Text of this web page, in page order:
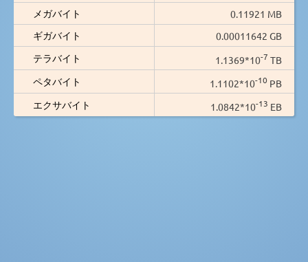
メガバイト
0.11921 MB
ギガバイト
0.00011642 GB
テラバイト
1.1369*10-7 TB
ペタバイト
1.1102*10-10 PB
エクサバイト
1.0842*10-13 EB